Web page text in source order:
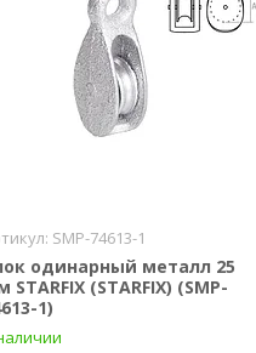
SMP-74613-1
одинарный металл 25
STARFIX (STARFIX) (SMP-
1)